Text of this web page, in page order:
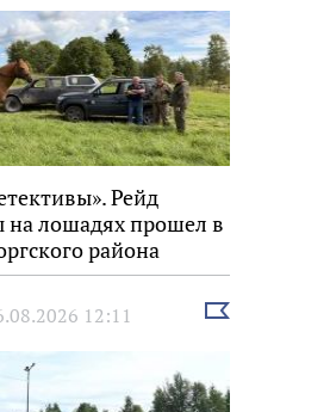
Рейд
на лошадях прошел в
района
12:11
Выбрать